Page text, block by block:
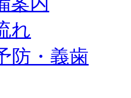
れ
防・義歯